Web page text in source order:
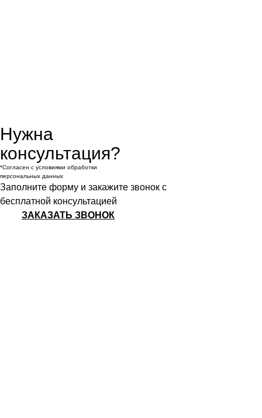
Нужна
консультация?
*Согласен с условиями обработки
персональных данных
Заполните форму и закажите звонок с
бесплатной консультацией
ЗАКАЗАТЬ ЗВОНОК